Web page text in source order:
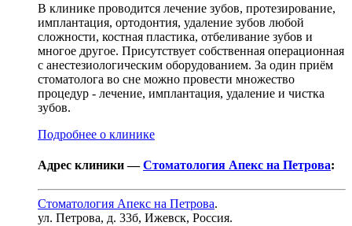
В клинике проводится лечение зубов, протезирование,
имплантация, ортодонтия, удаление зубов любой
сложности, костная пластика, отбеливание зубов и
многое другое. Присутствует собственная операционная
с анестезиологическим оборудованием. За один приём
стоматолога во сне можно провести множество
процедур - лечение, имплантация, удаление и чистка
зубов.
Подробнее о клинике
Адрес клиники —Стоматология Апекс на Петрова:
Стоматология Апекс на Петрова.
ул. Петрова, д. 33б, Ижевск, Россия.